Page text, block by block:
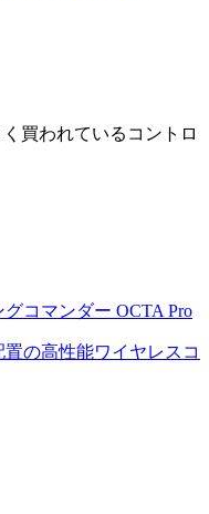
く買われているコントロ
コマンダー OCTA Pro
の高性能ワイヤレスコ